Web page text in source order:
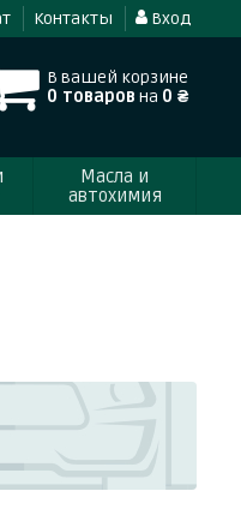
Контакты Вход
В вашей корзине
0 товаров на 0 ₴
Масла и
автохимия